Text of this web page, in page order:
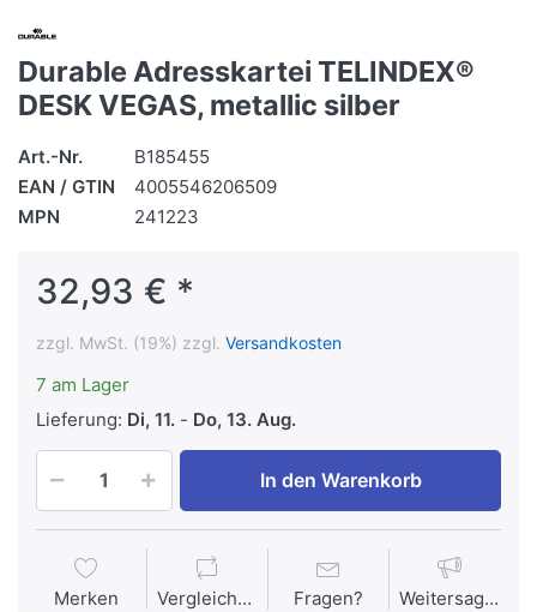
Durable Adresskartei TELINDEX®
DESK VEGAS, metallic silber
Art.-Nr.
B185455
EAN / GTIN
4005546206509
MPN
241223
32,93 € *
zzgl. MwSt. (19%) zzgl. Versandkosten
7 am Lager
Lieferung: Di, 11. - Do, 13. Aug.
In den Warenkorb
Merken Vergleichen Fragen? Weitersagen